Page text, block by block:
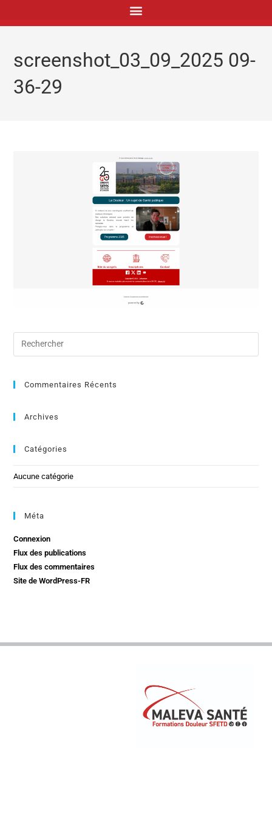
screenshot_03_09_2025 09-
36-29
Commentaires Récents
Archives
Catégories
Aucune catégorie
Méta
Connexion
Flux des publications
Flux des commentaires
Site de WordPress-FR